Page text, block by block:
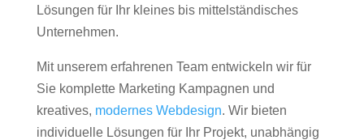
Lösungen für Ihr kleines bis mittelständisches
Unternehmen.
Mit unserem erfahrenen Team entwickeln wir für
Sie komplette Marketing Kampagnen und
kreatives, modernes Webdesign. Wir bieten
individuelle Lösungen für Ihr Projekt, unabhängig